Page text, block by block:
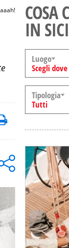
COSA
IN
Luogo
Scegli dove
Tipologia
Tutti